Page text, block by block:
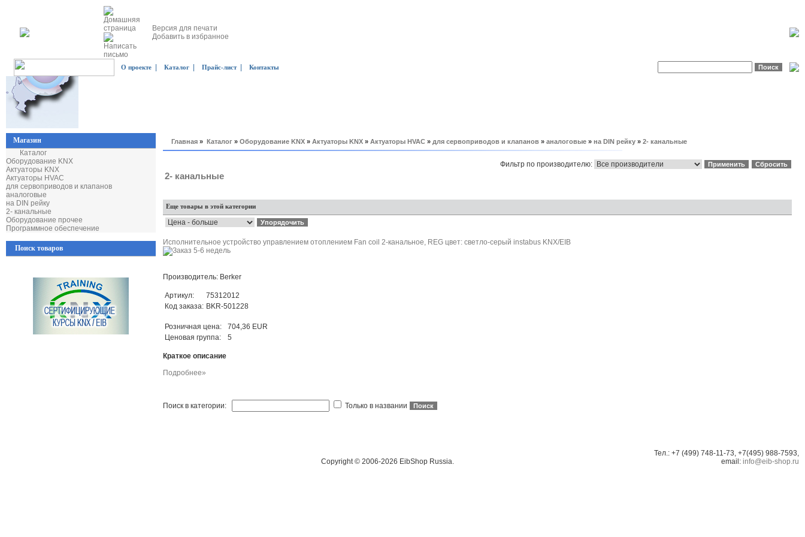
Версия для печати
Добавить в избранное
О проекте Каталог Прайс-лист| Контакты
Магазин
Каталог
Оборудование KNX
Актуаторы KNX
Актуаторы HVAC
для сервоприводов и клапанов
аналоговые
на DIN рейку
2- канальные
Оборудование прочее
Программное обеспечение
Поиск товаров
Главная » Каталог » Оборудование KNX » Актуаторы KNX » Актуаторы HVAC » для сервоприводов и клапанов » аналоговые » на DIN рейку » 2- канальные
Фильтр по производителю:
2- канальные
Еще товары в этой категории
Исполнительное устройство управлением отоплением Fan coil 2-канальное, REG цвет: светло-серый instabus KNX/EIB
Производитель: Berker
Артикул:
75312012
Код заказа: BKR-501228
Розничная цена:
704,36 EUR
Ценовая группа:
5
Краткое описание
Подробнее»
Поиск в категории: Только в названии
Copyright © 2006-2026 EibShop Russia.
Тел.: +7 (499) 748-11-73, +7(495) 988-7593,
email: info@eib-shop.ru